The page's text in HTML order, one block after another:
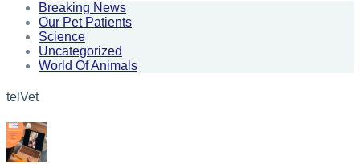
Breaking News
Our Pet Patients
Science
Uncategorized
World Of Animals
telVet